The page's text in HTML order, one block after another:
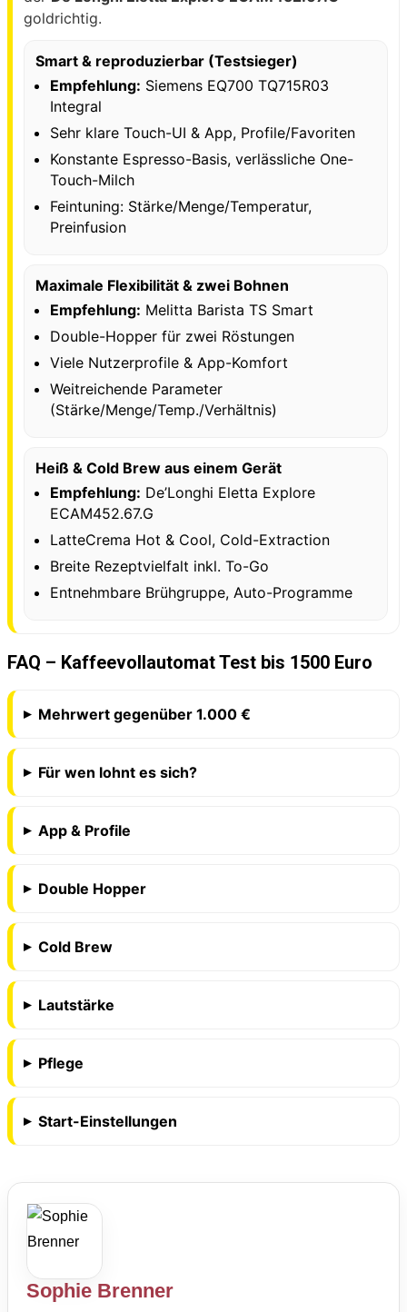
goldrichtig.
Smart & reproduzierbar (Testsieger)
Empfehlung: Siemens EQ700 TQ715R03
Integral
Sehr klare Touch-UI & App, Profile/Favoriten
Konstante Espresso-Basis, verlässliche One-
Touch-Milch
Feintuning: Stärke/Menge/Temperatur,
Preinfusion
Maximale Flexibilität & zwei Bohnen
Empfehlung: Melitta Barista TS Smart
Double-Hopper für zwei Röstungen
Viele Nutzerprofile & App-Komfort
Weitreichende Parameter
(Stärke/Menge/Temp./Verhältnis)
Heiß & Cold Brew aus einem Gerät
Empfehlung: De’Longhi Eletta Explore
ECAM452.67.G
LatteCrema Hot & Cool, Cold-Extraction
Breite Rezeptvielfalt inkl. To-Go
Entnehmbare Brühgruppe, Auto-Programme
FAQ – Kaffeevollautomat Test bis 1500 Euro
Mehrwert gegenüber 1.000 €
Für wen lohnt es sich?
App & Profile
Double Hopper
Cold Brew
Lautstärke
Pflege
Start-Einstellungen
Sophie Brenner